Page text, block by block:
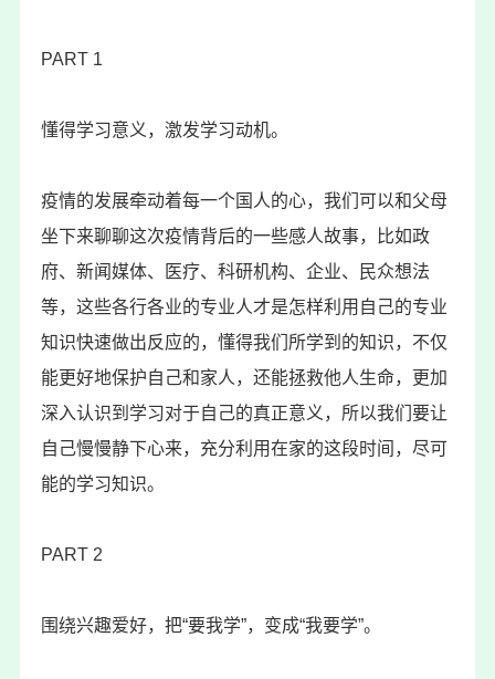
PART 1
懂得学习意义，激发学习动机。
疫情的发展牵动着每一个国人的心，我们可以和父母
坐下来聊聊这次疫情背后的一些感人故事，比如政
府、新闻媒体、医疗、科研机构、企业、民众想法
等，这些各行各业的专业人才是怎样利用自己的专业
知识快速做出反应的，懂得我们所学到的知识，不仅
能更好地保护自己和家人，还能拯救他人生命，更加
深入认识到学习对于自己的真正意义，所以我们要让
自己慢慢静下心来，充分利用在家的这段时间，尽可
能的学习知识。
PART 2
围绕兴趣爱好，把“要我学”，变成“我要学”。